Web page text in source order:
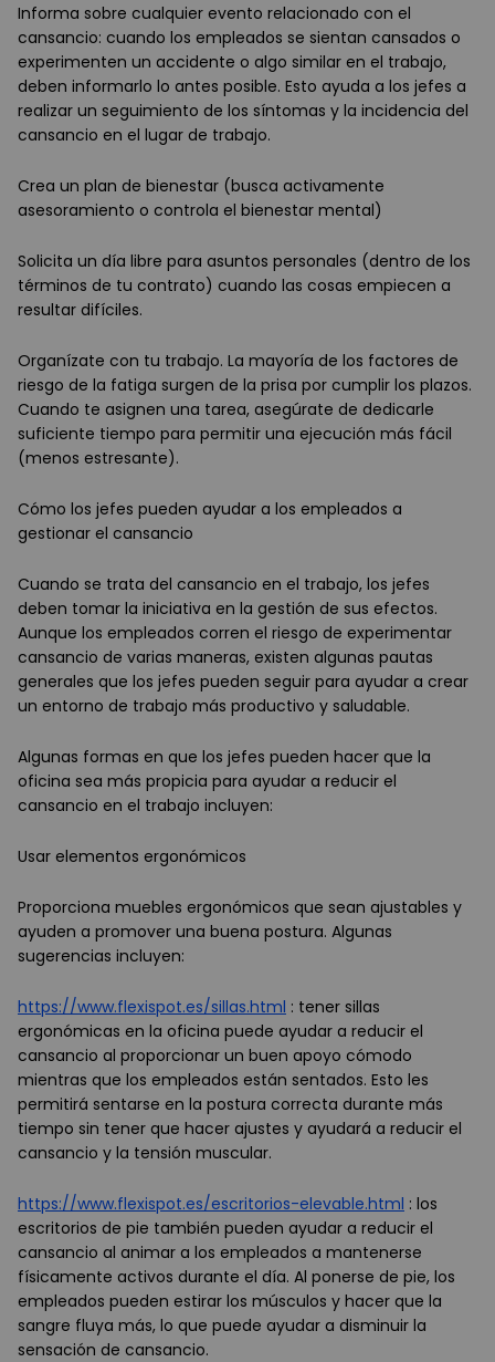
Informa sobre cualquier evento relacionado con el
cansancio: cuando los empleados se sientan cansados o
experimenten un accidente o algo similar en el trabajo,
deben informarlo lo antes posible. Esto ayuda a los jefes a
realizar un seguimiento de los síntomas y la incidencia del
cansancio en el lugar de trabajo.
Crea un plan de bienestar (busca activamente
asesoramiento o controla el bienestar mental)
Solicita un día libre para asuntos personales (dentro de los
términos de tu contrato) cuando las cosas empiecen a
resultar difíciles.
Organízate con tu trabajo. La mayoría de los factores de
riesgo de la fatiga surgen de la prisa por cumplir los plazos.
Cuando te asignen una tarea, asegúrate de dedicarle
suficiente tiempo para permitir una ejecución más fácil
(menos estresante).
Cómo los jefes pueden ayudar a los empleados a
gestionar el cansancio
Cuando se trata del cansancio en el trabajo, los jefes
deben tomar la iniciativa en la gestión de sus efectos.
Aunque los empleados corren el riesgo de experimentar
cansancio de varias maneras, existen algunas pautas
generales que los jefes pueden seguir para ayudar a crear
un entorno de trabajo más productivo y saludable.
Algunas formas en que los jefes pueden hacer que la
oficina sea más propicia para ayudar a reducir el
cansancio en el trabajo incluyen:
Usar elementos ergonómicos
Proporciona muebles ergonómicos que sean ajustables y
ayuden a promover una buena postura. Algunas
sugerencias incluyen:
https://www.flexispot.es/sillas.html : tener sillas
ergonómicas en la oficina puede ayudar a reducir el
cansancio al proporcionar un buen apoyo cómodo
mientras que los empleados están sentados. Esto les
permitirá sentarse en la postura correcta durante más
tiempo sin tener que hacer ajustes y ayudará a reducir el
cansancio y la tensión muscular.
https://www.flexispot.es/escritorios-elevable.html : los
escritorios de pie también pueden ayudar a reducir el
cansancio al animar a los empleados a mantenerse
físicamente activos durante el día. Al ponerse de pie, los
empleados pueden estirar los músculos y hacer que la
sangre fluya más, lo que puede ayudar a disminuir la
sensación de cansancio.